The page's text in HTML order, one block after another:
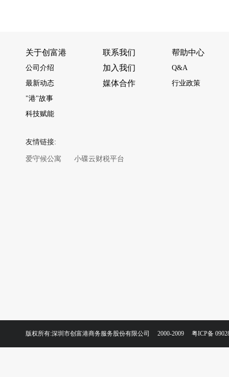
关于创富港
公司介绍
最新动态
"港"故事
科技赋能
联系我们
加入我们
媒体合作
帮助中心
Q&A
行业政策
友情链接:
爱守候公寓 小碟云财税平台
版权所有:深圳市创富港商务服务股份有限公司 2000-2009 粤ICP备